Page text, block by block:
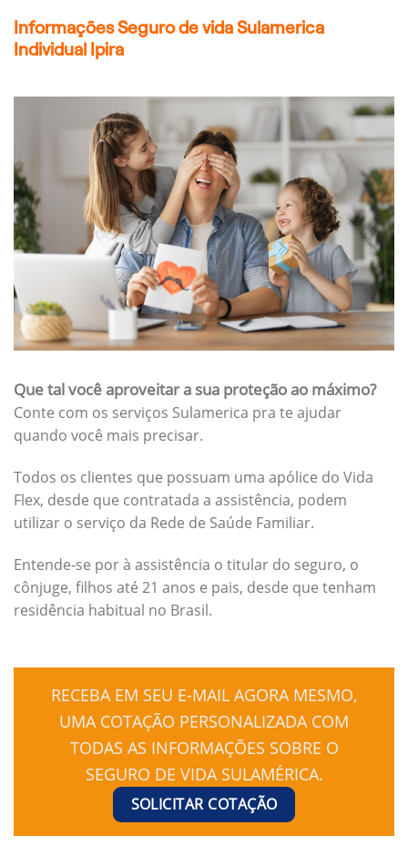
Informações Seguro de vida Sulamerica
Individual Ipira
Que tal você aproveitar a sua proteção ao máximo?
Conte com os serviços Sulamerica pra te ajudar
quando você mais precisar.
Todos os clientes que possuam uma apólice do Vida
Flex, desde que contratada a assistência, podem
utilizar o serviço da Rede de Saúde Familiar.
Entende-se por à assistência o titular do seguro, o
cônjuge, filhos até 21 anos e pais, desde que tenham
residência habitual no Brasil.
RECEBA EM SEU E-MAIL AGORA MESMO,
UMA COTAÇÃO PERSONALIZADA COM
TODAS AS INFORMAÇÕES SOBRE O
SEGURO DE VIDA SULAMÉRICA.
SOLICITAR COTAÇÃO